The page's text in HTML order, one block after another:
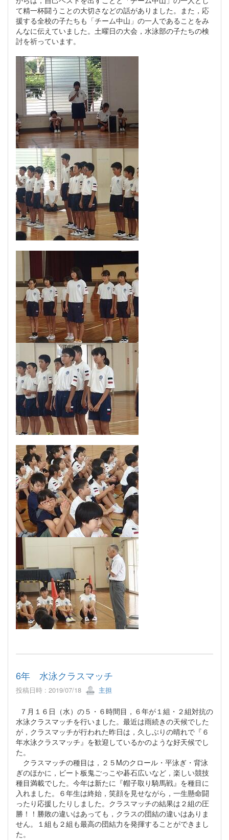
て精一杯闘うことの大切さなどの話がありました。また，応
援する全校の子たちも「チーム中山」の一人であることをみ
んなに伝えていました。土曜日の大会，水泳部の子たちの検
討を祈っています。
6年 水泳クラスマッチ
投稿日時 : 2019/07/18 主担
７月１６日（水）の５・６時間目，６年が１組・２組対抗の
水泳クラスマッチを行いました。最近は雨続きの天候でした
が，クラスマッチが行われた昨日は，久しぶりの晴れで『６
年水泳クラスマッチ』を歓迎しているかのような好天候でし
た。
クラスマッチの種目は，２５Mのクロール・平泳ぎ・背泳
ぎのほかに，ビート板鬼ごっこや碁石広いなど，楽しい競技
種目満載でした。今年は新たに『帽子取り騎馬戦』を種目に
入れました。６年生は終始，笑顔を見せながら，一生懸命闘
ったり応援したりしました。クラスマッチの結果は２組の圧
勝！！勝敗の違いはあっても，クラスの団結の違いはありま
せん。１組も２組も最高の団結力を発揮することができまし
た。